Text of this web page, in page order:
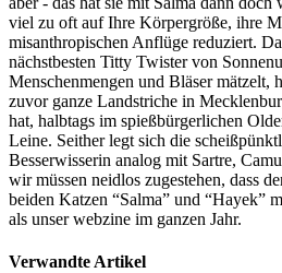
viel zu oft auf Ihre Körpergröße, ihre
misanthropischen Anflüge reduziert.
nächstbesten Titty Twister von
Menschenmengen und Bläser mätzelt,
zuvor ganze Landstriche in
hat, halbtags im spießbürgerlichen
Leine. Seither legt sich die
Besserwisserin analog mit Sartre,
wir müssen neidlos zugestehen, dass
beiden Katzen “Salma” und “Hayek”
als unser webzine im ganzen Jahr.
Verwandte Artikel